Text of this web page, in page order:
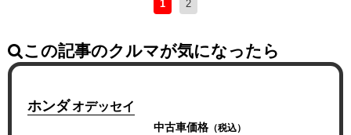
1 2
この記事のクルマが気になったら
ホンダオデッセイ
中古車価格（税込）